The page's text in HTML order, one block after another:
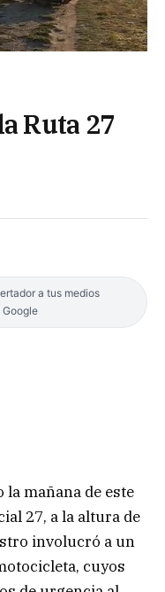
Ruta 27
a tus medios
Google
mañana de este
27, a la altura de
involucró a un
cuyos